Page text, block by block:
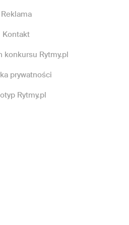
Reklama
Kontakt
konkursu Rytmy.pl
prywatności
Rytmy.pl